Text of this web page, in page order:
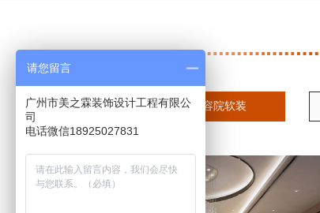
美容院软装
请您留言
广州市美之霖装饰设计工程有限公
司
电话微信18925027831